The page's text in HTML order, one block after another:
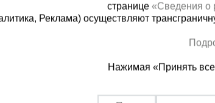
8 (800) 200-25-90
странице «Сведения о
Реклама) осуществляют
Нажимая «Принять